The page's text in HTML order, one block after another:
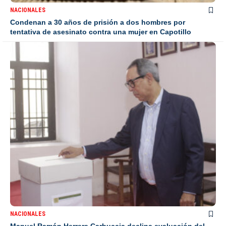
NACIONALES
Condenan a 30 años de prisión a dos hombres por
tentativa de asesinato contra una mujer en Capotillo
NACIONALES